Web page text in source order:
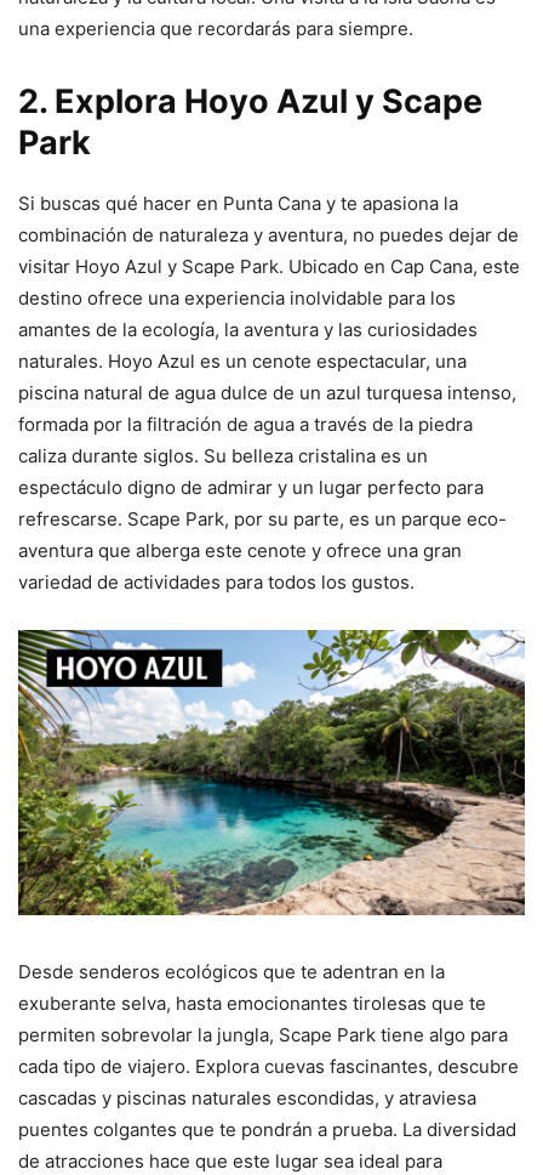
una experiencia que recordarás para siempre.
2. Explora Hoyo Azul y Scape
Park
Si buscas qué hacer en Punta Cana y te apasiona la
combinación de naturaleza y aventura, no puedes dejar de
visitar Hoyo Azul y Scape Park. Ubicado en Cap Cana, este
destino ofrece una experiencia inolvidable para los
amantes de la ecología, la aventura y las curiosidades
naturales. Hoyo Azul es un cenote espectacular, una
piscina natural de agua dulce de un azul turquesa intenso,
formada por la filtración de agua a través de la piedra
caliza durante siglos. Su belleza cristalina es un
espectáculo digno de admirar y un lugar perfecto para
refrescarse. Scape Park, por su parte, es un parque eco-
aventura que alberga este cenote y ofrece una gran
variedad de actividades para todos los gustos.
Desde senderos ecológicos que te adentran en la
exuberante selva, hasta emocionantes tirolesas que te
permiten sobrevolar la jungla, Scape Park tiene algo para
cada tipo de viajero. Explora cuevas fascinantes, descubre
cascadas y piscinas naturales escondidas, y atraviesa
puentes colgantes que te pondrán a prueba. La diversidad
de atracciones hace que este lugar sea ideal para